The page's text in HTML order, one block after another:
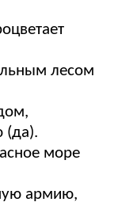
лесом
(да).
море
армию,